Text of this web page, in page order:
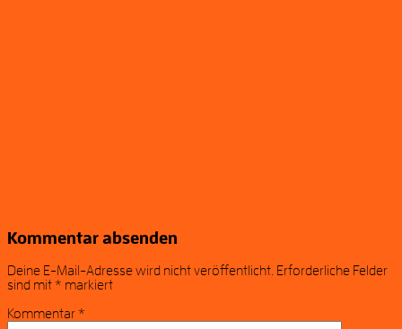
Kommentar absenden
Deine E-Mail-Adresse wird nicht veröffentlicht. Erforderliche Felder
sind mit* markiert
Kommentar*